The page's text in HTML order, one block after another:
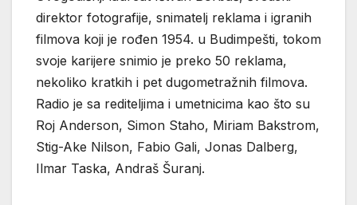
direktor fotografije, snimatelj reklama i igranih
filmova koji je rođen 1954. u Budimpešti, tokom
svoje karijere snimio je preko 50 reklama,
nekoliko kratkih i pet dugometražnih filmova.
Radio je sa rediteljima i umetnicima kao što su
Roj Anderson, Simon Staho, Miriam Bakstrom,
Stig-Ake Nilson, Fabio Gali, Jonas Dalberg,
Ilmar Taska, Andraš Šuranj.